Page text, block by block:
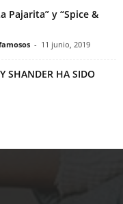
Pajarita” y “Spice &
- 11 junio, 2019
SHANDER HA SIDO